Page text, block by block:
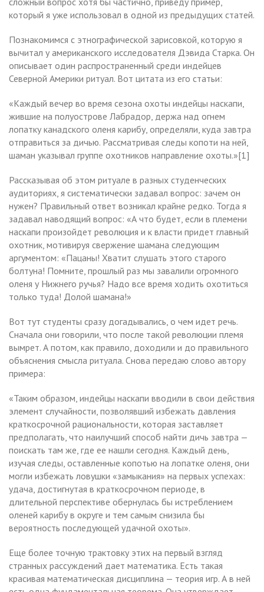
который я уже использовал в одной из предыдущих статей.
Познакомимся с этнографической зарисовкой, которую я
вычитал у американского исследователя Дэвида Старка. Он
описывает один распространенный среди индейцев
Северной Америки ритуал. Вот цитата из его статьи:
«Каждый вечер во время сезона охоты индейцы наскапи,
жившие на полуострове Лабрадор, держа над огнем
лопатку канадского оленя карибу, определяли, куда завтра
отправиться за дичью. Рассматривая следы копоти на ней,
шаман указывал группе охотников направление охоты.»[1]
Рассказывая об этом ритуале в разных студенческих
аудиториях, я систематически задавал вопрос: зачем он
нужен? Правильный ответ возникал крайне редко. Тогда я
задавал наводящий вопрос: «А что будет, если в племени
наскапи произойдет революция и к власти придет главный
охотник, мотивируя свержение шамана следующим
аргументом: «Пацаны! Хватит слушать этого старого
болтуна! Помните, прошлый раз мы завалили огромного
оленя у Нижнего ручья? Надо все время ходить охотиться
только туда! Долой шамана!»
Вот тут студенты сразу догадывались, о чем идет речь.
Сначала они говорили, что после такой революции племя
вымрет. А потом, как правило, доходили и до правильного
объяснения смысла ритуала. Снова передаю слово автору
примера:
«Таким образом, индейцы наскапи вводили в свои действия
элемент случайности, позволявший избежать давления
краткосрочной рациональности, которая заставляет
предполагать, что наилучший способ найти дичь завтра —
поискать там же, где ее нашли сегодня. Каждый день,
изучая следы, оставленные копотью на лопатке оленя, они
могли избежать ловушки «замыкания» на первых успехах:
удача, достигнутая в краткосрочном периоде, в
длительной перспективе обернулась бы истреблением
оленей карибу в округе и тем самым снизила бы
вероятность последующей удачной охоты».
Еще более точную трактовку этих на первый взгляд
странных рассуждений дает математика. Есть такая
красивая математическая дисциплина — теория игр. А в ней